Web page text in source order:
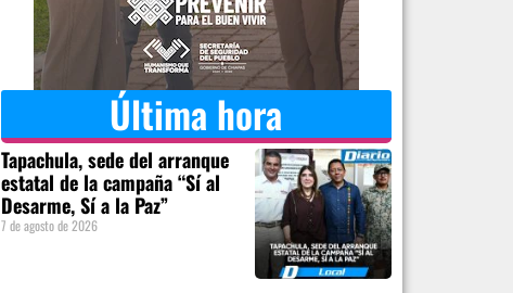
Última hora
Tapachula, sede del arranque
estatal de la campaña “Sí al
Desarme, Sí a la Paz”
7 de agosto de 2026